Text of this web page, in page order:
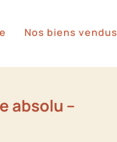
Nos biens vendus
absolu –